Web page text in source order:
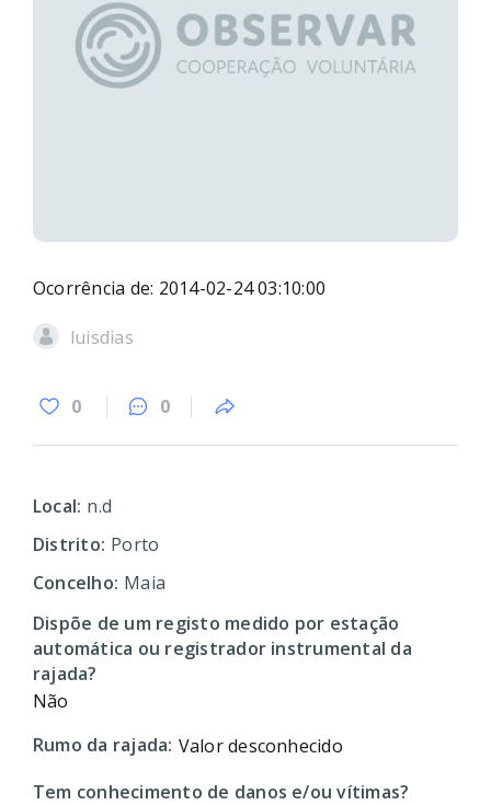
Ocorrência de: 2014-02-24 03:10:00
luisdias
0 0
Local: n.d
Distrito: Porto
Concelho: Maia
Dispõe de um registo medido por estação
automática ou registrador instrumental da
rajada?
Não
Rumo da rajada: Valor desconhecido
Tem conhecimento de danos e/ou vítimas?